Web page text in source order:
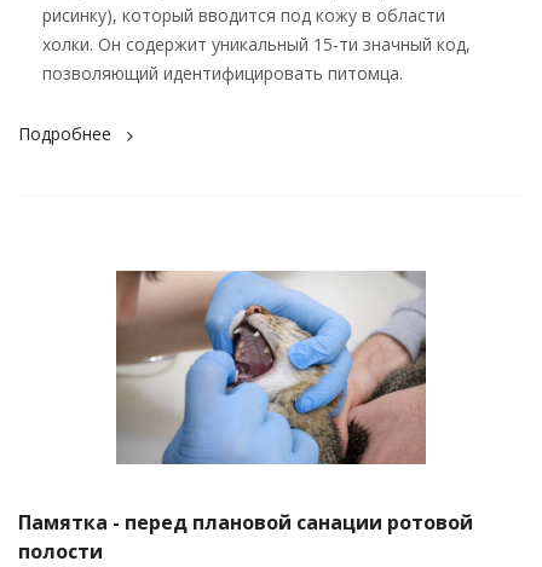
рисинку), который вводится под кожу в области
холки. Он содержит уникальный 15‑ти значный код,
позволяющий идентифицировать питомца.
Подробнее
Памятка - перед плановой санации ротовой
полости